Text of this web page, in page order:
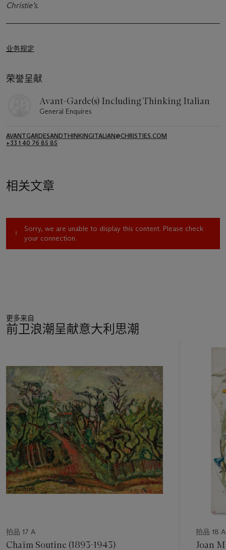
Christie’s.
业务规定
荣誉呈献
Avant-Garde(s) Including Thinking Italian
General Enquires
AVANTGARDESANDTHINKINGITALIAN@CHRISTIES.COM
+33 1 40 76 85 85
相关文章
Sorry, we are unable to display this content. Please check
your connection.
更多来自
前卫浪潮呈献意大利思潮
的
个
拍品 17 A
Chaïm Soutine (1893-1943)
拍品 18 A
Joan